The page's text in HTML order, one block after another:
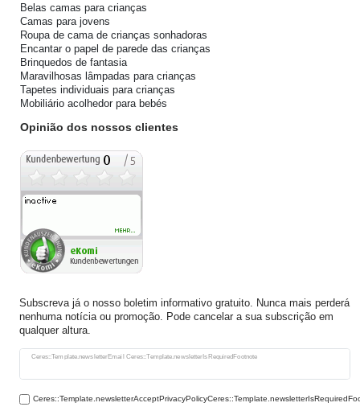
Belas camas para crianças
Camas para jovens
Roupa de cama de crianças sonhadoras
Encantar o papel de parede das crianças
Brinquedos de fantasia
Maravilhosas lâmpadas para crianças
Tapetes individuais para crianças
Mobiliário acolhedor para bebés
Opinião dos nossos clientes
Subscreva já o nosso boletim informativo gratuito. Nunca mais perderá
nenhuma notícia ou promoção. Pode cancelar a sua subscrição em
qualquer altura.
Ceres::Template.newsletterEmail Ceres::Template.newsletterIsRequiredFootnote
Ceres::Template.newsletterHoneypotLabel